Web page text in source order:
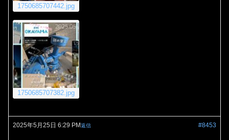
1750685707442.jpg
1750685707382.jpg
2025年5月25日 6:29 PM #8453
返信